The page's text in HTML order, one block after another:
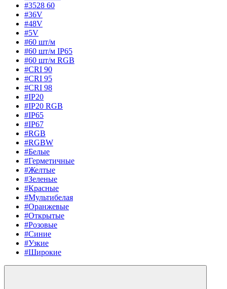
#3528 60
#36V
#48V
#5V
#60 шт/м
#60 шт/м IP65
#60 шт/м RGB
#CRI 90
#CRI 95
#CRI 98
#IP20
#IP20 RGB
#IP65
#IP67
#RGB
#RGBW
#Белые
#Герметичные
#Желтые
#Зеленые
#Красные
#Мультибелая
#Оранжевые
#Открытые
#Розовые
#Синие
#Узкие
#Широкие